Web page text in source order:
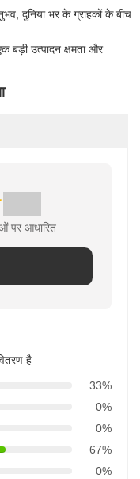
दुनिया भर के ग्राहकों के बीच
बड़ी उत्पादन क्षमता और
पर आधारित
है
33%
0%
0%
67%
0%